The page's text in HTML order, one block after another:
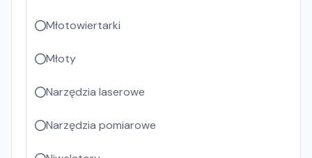
Młotowiertarki
Młoty
Narzędzia laserowe
Narzędzia pomiarowe